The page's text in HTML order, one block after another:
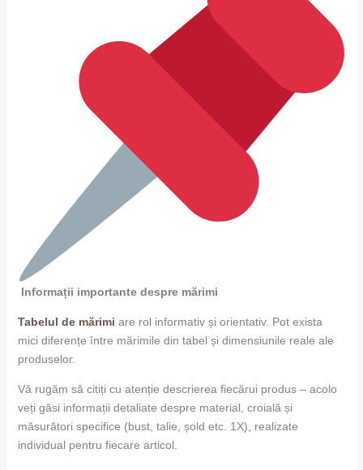
Informații importante despre mărimi
Tabelul de mărimi are rol informativ și orientativ. Pot exista
mici diferențe între mărimile din tabel și dimensiunile reale ale
produselor.
Vă rugăm să citiți cu atenție descrierea fiecărui produs – acolo
veți găsi informații detaliate despre material, croială și
măsurători specifice (bust, talie, șold etc. 1X), realizate
individual pentru fiecare articol.